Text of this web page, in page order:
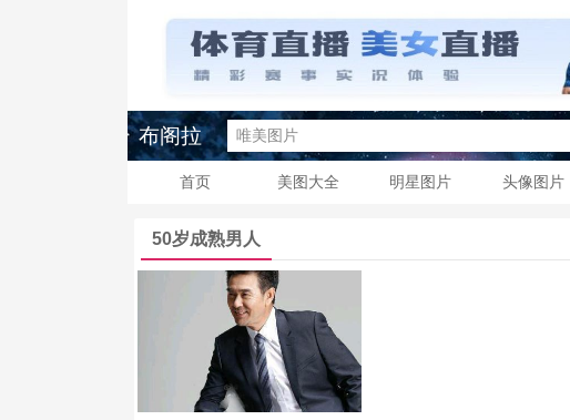
布阁拉
首页 美图大全 明星图片 头像图片
50岁成熟男人